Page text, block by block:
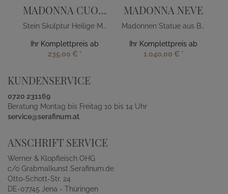
MADONNA CUORE
Stein Skulptur Heilige Mutter Gottes mit Herz
Ihr Komplettpreis ab
235,00 € *
MADONNA NEVE
Madonnen Statue aus Bronze
Ihr Komplettpreis ab
1.040,00 € *
KUNDENSERVICE
0720 231169
Beratung Montag bis Freitag 10 bis 14 Uhr
service@serafinum.at
ANSCHRIFT SERVICE
Werner & Klopfleisch OHG
c/o Grabmalkunst Serafinum.de
Otto-Schott-Str. 24
DE-07745 Jena - Thüringen